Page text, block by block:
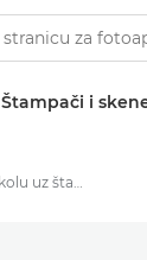
Štampači i
Pripremite se za školu uz štampanje